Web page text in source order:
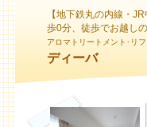
【地下鉄丸の内線・
歩0分、徒歩でお越し
アロマトリートメント･リ
ディーバ